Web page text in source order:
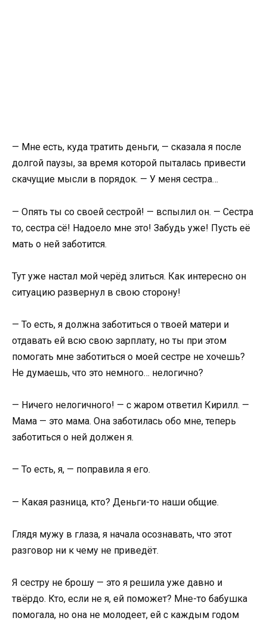
— Мне есть, куда тратить деньги, — сказала я после
долгой паузы, за время которой пыталась привести
скачущие мысли в порядок. — У меня сестра…
— Опять ты со своей сестрой! — вспылил он. — Сестра
то, сестра сё! Надоело мне это! Забудь уже! Пусть её
мать о ней заботится.
Тут уже настал мой черёд злиться. Как интересно он
ситуацию развернул в свою сторону!
— То есть, я должна заботиться о твоей матери и
отдавать ей всю свою зарплату, но ты при этом
помогать мне заботиться о моей сестре не хочешь?
Не думаешь, что это немного… нелогично?
— Ничего нелогичного! — с жаром ответил Кирилл. —
Мама — это мама. Она заботилась обо мне, теперь
заботиться о ней должен я.
— То есть, я, — поправила я его.
— Какая разница, кто? Деньги-то наши общие.
Глядя мужу в глаза, я начала осознавать, что этот
разговор ни к чему не приведёт.
Я сестру не брошу — это я решила уже давно и
твёрдо. Кто, если не я, ей поможет? Мне-то бабушка
помогала, но она не молодеет, ей с каждым годом